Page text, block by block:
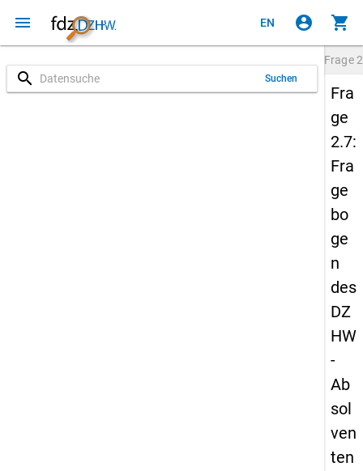
menu EN account_circle shopping_cart
search Suchen
Frage
Fra
ge
2.7:
Fra
ge
bo
ge
n
des
DZ
HW
-
Ab
sol
ven
ten